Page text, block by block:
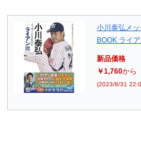
小川泰弘メ
BOOK ライ
新品価格
￥1,760から
(2023/8/31